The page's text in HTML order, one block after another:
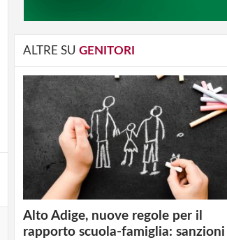
ALTRE SU GENITORI
Alto Adige, nuove regole per il
rapporto scuola-famiglia: sanzioni